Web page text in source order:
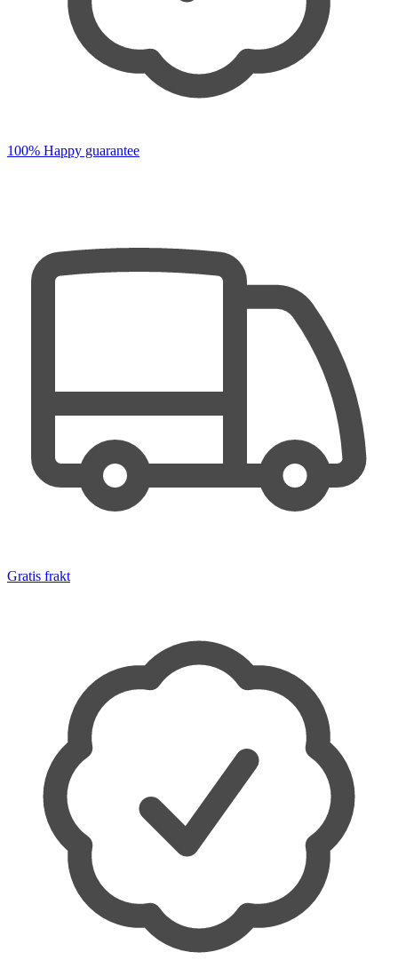
100% Happy guarantee
Gratis frakt